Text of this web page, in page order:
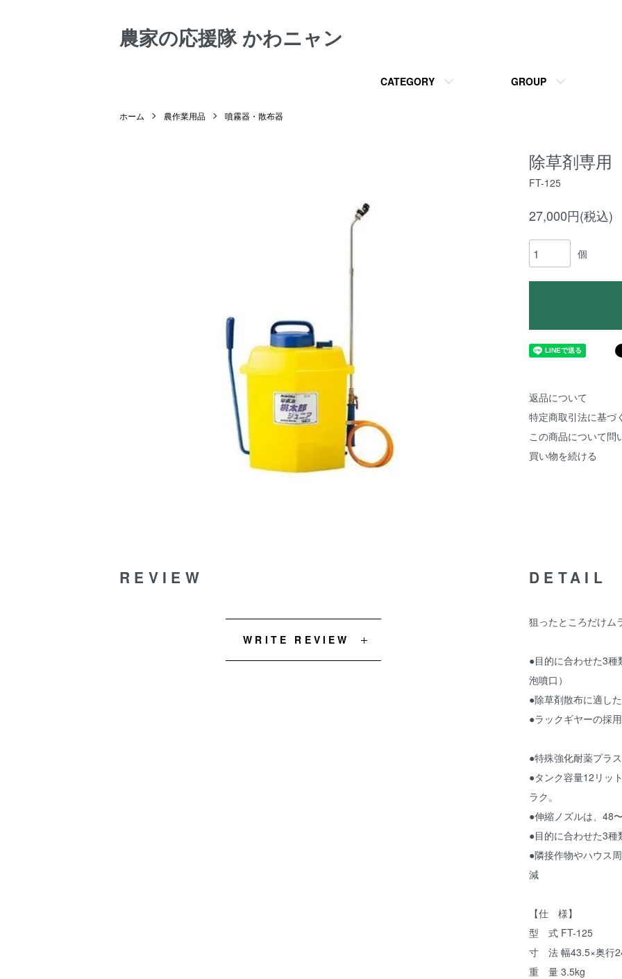
農家の応援隊 かわニャン
CATEGORY GROUP
ホーム 農作業用品 噴霧器・散布器
除草剤専
FT-125
27,000円(税込)
個
返品について
特定商取引法に基づ
この商品について問
買い物を続ける
DETAIL
狙ったところだけム
●目的に合わせた3種
泡噴口）
●除草剤散布に適し
●ラックギヤーの採
●特殊強化耐薬プラ
●タンク容量12リッ
ラク。
●伸縮ノズルは、48
●目的に合わせた3種
●隣接作物やハウス
減
【仕 様】
型 式 FT-125
寸 法 幅43.5×奥行
重 量 3.5kg
REVIEW
WRITE REVIEW